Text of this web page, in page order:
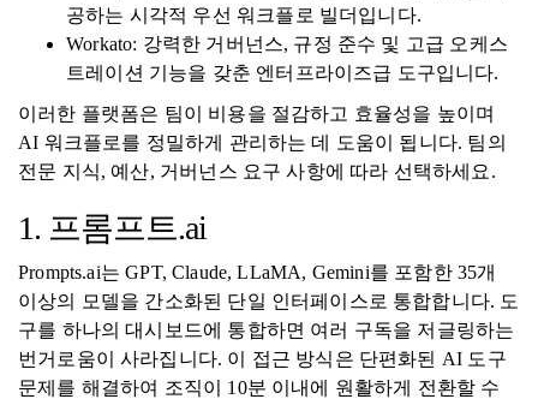
공하는 시각적 우선 워크플로 빌더입니다.
Workato: 강력한 거버넌스, 규정 준수 및 고급 오케스
트레이션 기능을 갖춘 엔터프라이즈급 도구입니다.
이러한 플랫폼은 팀이 비용을 절감하고 효율성을 높이며
AI 워크플로를 정밀하게 관리하는 데 도움이 됩니다. 팀의
전문 지식, 예산, 거버넌스 요구 사항에 따라 선택하세요.
1. 프롬프트.ai
Prompts.ai는 GPT, Claude, LLaMA, Gemini를 포함한 35개
이상의 모델을 간소화된 단일 인터페이스로 통합합니다. 도
구를 하나의 대시보드에 통합하면 여러 구독을 저글링하는
번거로움이 사라집니다. 이 접근 방식은 단편화된 AI 도구
문제를 해결하여 조직이 10분 이내에 원활하게 전환할 수